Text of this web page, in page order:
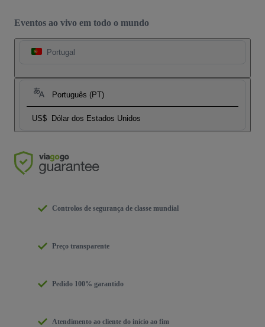
Eventos ao vivo em todo o mundo
Portugal
Português (PT)
US$ Dólar dos Estados Unidos
Controlos de segurança de classe mundial
Preço transparente
Pedido 100% garantido
Atendimento ao cliente do início ao fim